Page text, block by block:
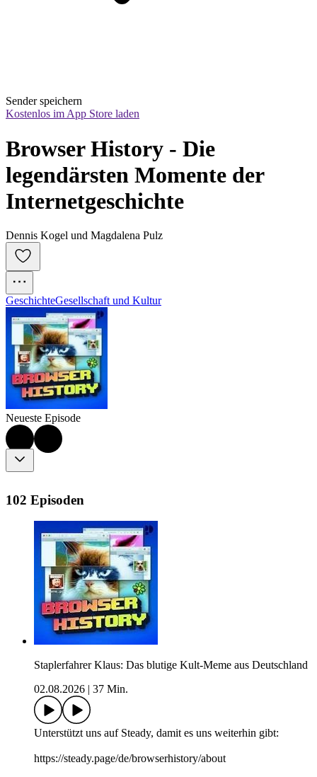
Sender speichern
Kostenlos im App Store laden
Browser History - Die
legendärsten Momente der
Internetgeschichte
Dennis Kogel und Magdalena Pulz
GeschichteGesellschaft und Kultur
Neueste Episode
102 Episoden
Staplerfahrer Klaus: Das blutige Kult-Meme aus Deutschland
02.08.2026
37 Min.
Unterstützt uns auf ⁠⁠⁠⁠⁠⁠⁠Steady⁠⁠⁠⁠⁠⁠⁠, damit es uns weiterhin gibt:
⁠⁠⁠⁠⁠⁠⁠https://steady.page/de/browserhistory/about